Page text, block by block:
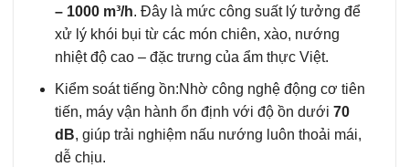
– 1000 m³/h. Đây là mức công suất lý tưởng để
xử lý khói bụi từ các món chiên, xào, nướng
nhiệt độ cao – đặc trưng của ẩm thực Việt.
Kiểm soát tiếng ồn:Nhờ công nghệ động cơ tiên
tiến, máy vận hành ổn định với độ ồn dưới 70
dB, giúp trải nghiệm nấu nướng luôn thoải mái,
dễ chịu.